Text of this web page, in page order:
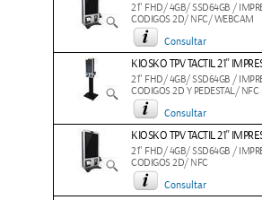
21" FHD/ 4GB/ SSD64GB /
CODIGOS 2D/ NFC/ WEBCAM
Consultar
KIOSKO TPV TACTIL 21''
21" FHD/ 4GB/ SSD64GB /
CODIGOS 2D Y PEDESTAL/ NFC
Consultar
KIOSKO TPV TACTIL 21''
21" FHD/ 4GB/ SSD64GB /
CODIGOS 2D/ NFC
Consultar